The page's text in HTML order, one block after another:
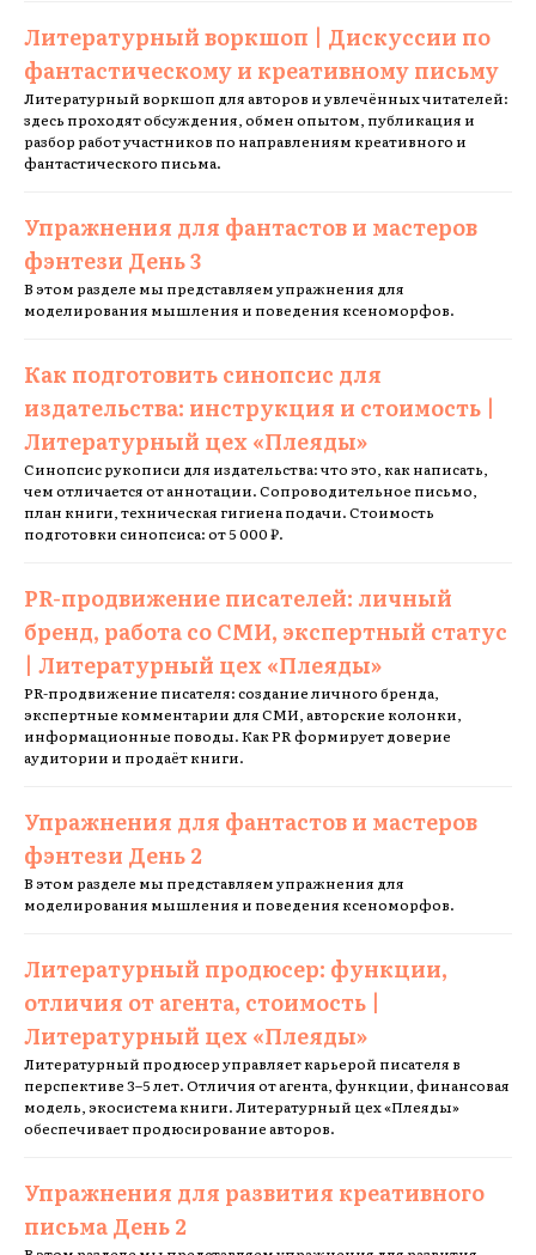
Литературный воркшоп | Дискуссии по
фантастическому и креативному письму
Литературный воркшоп для авторов и увлечённых читателей:
здесь проходят обсуждения, обмен опытом, публикация и
разбор работ участников по направлениям креативного и
фантастического письма.
Упражнения для фантастов и мастеров
фэнтези День 3
В этом разделе мы представляем упражнения для
моделирования мышления и поведения ксеноморфов.
Как подготовить синопсис для
издательства: инструкция и стоимость |
Литературный цех «Плеяды»
Синопсис рукописи для издательства: что это, как написать,
чем отличается от аннотации. Сопроводительное письмо,
план книги, техническая гигиена подачи. Стоимость
подготовки синопсиса: от 5 000 ₽.
PR-продвижение писателей: личный
бренд, работа со СМИ, экспертный статус
| Литературный цех «Плеяды»
PR-продвижение писателя: создание личного бренда,
экспертные комментарии для СМИ, авторские колонки,
информационные поводы. Как PR формирует доверие
аудитории и продаёт книги.
Упражнения для фантастов и мастеров
фэнтези День 2
В этом разделе мы представляем упражнения для
моделирования мышления и поведения ксеноморфов.
Литературный продюсер: функции,
отличия от агента, стоимость |
Литературный цех «Плеяды»
Литературный продюсер управляет карьерой писателя в
перспективе 3–5 лет. Отличия от агента, функции, финансовая
модель, экосистема книги. Литературный цех «Плеяды»
обеспечивает продюсирование авторов.
Упражнения для развития креативного
письма День 2